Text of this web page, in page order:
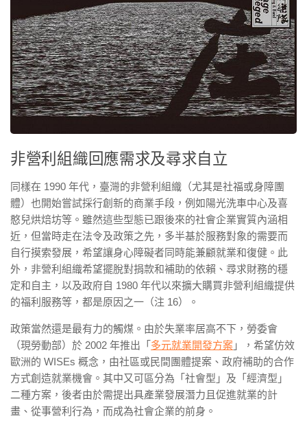
非營利組織回應需求及尋求自立
同樣在 1990 年代，臺灣的非營利組織（尤其是社福或身障團
體）也開始嘗試採行創新的商業手段，例如陽光洗車中心及喜
憨兒烘焙坊等。雖然這些型態已跟後來的社會企業實質內涵相
近，但當時走在法令及政策之先，多半基於服務對象的需要而
自行摸索發展，希望讓身心障礙者同時能兼顧就業和復健。此
外，非營利組織希望擺脫對捐款和補助的依賴、尋求財務的穩
定和自主，以及政府自 1980 年代以來擴大購買非營利組織提供
的福利服務等，都是原因之一（注 16）。
政策當然還是最有力的觸煤。由於失業率居高不下，勞委會
（現勞動部）於 2002 年推出「 多元就業開發方案 」，希望仿效
歐洲的 WISEs 概念，由社區或民間團體提案、政府補助的合作
方式創造就業機會。其中又可區分為「社會型」及「經濟型」
二種方案，後者由於需提出具產業發展潛力且促進就業的計
畫、從事營利行為，而成為社會企業的前身。